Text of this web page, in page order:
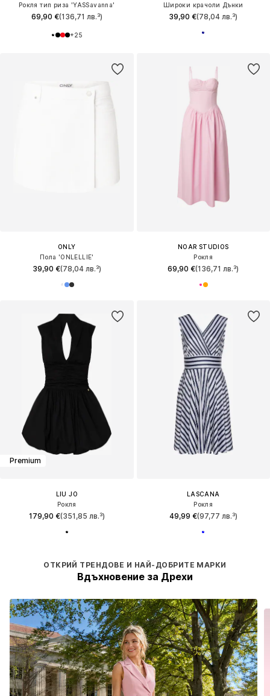
Рокля тип риза 'YASSavanna'
69,90 €(136,71 лв.³)
+25
Широки крачоли Дънки
39,90 €(78,04 лв.³)
ONLY
Пола 'ONLELLIE'
39,90 €(78,04 лв.³)
NOAR STUDIOS
Рокля
69,90 €(136,71 лв.³)
Premium
LIU JO
Рокля
179,90 €(351,85 лв.³)
LASCANA
Рокля
49,99 €(97,77 лв.³)
ОТКРИЙ ТРЕНДОВЕ И НАЙ-ДОБРИТЕ МАРКИ
Вдъхновение за Дрехи